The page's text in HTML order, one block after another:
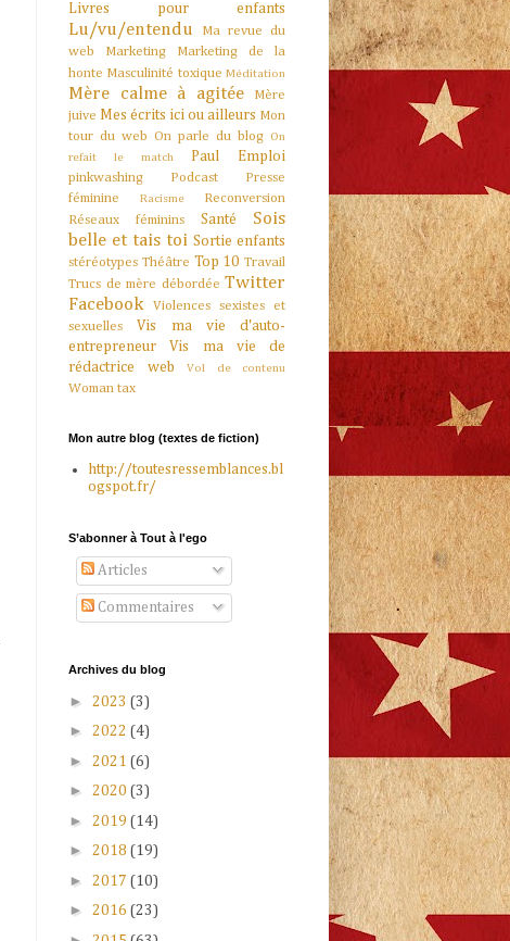
Livres pour enfants
Lu/vu/entendu
Ma revue du
web
Marketing
Marketing de la
honte Masculinité toxique Méditation
Mère calme à agitée
Mère
juive Mes écrits ici ou ailleurs Mon
tour du web On parle du blog
On
refait le match
Paul Emploi
pinkwashing Podcast
Presse
féminine
Racisme
Reconversion
Réseaux féminins
Santé
Sois
belle et tais toi Sortie enfants
stéréotypes Théâtre Top 10 Travail
Trucs de mère débordée Twitter
Facebook
Violences sexistes et
sexuelles
Vis ma vie d'auto-
entrepreneur
Vis ma vie de
rédactrice web
Vol de contenu
Woman tax
Mon autre blog (textes de fiction)
http://toutesressemblances.bl
ogspot.fr/
S’abonner à Tout à l'ego
Articles
Commentaires
Archives du blog
► 2023 (3)
► 2022 (4)
► 2021 (6)
► 2020 (3)
► 2019 (14)
► 2018 (19)
► 2017 (10)
► 2016 (23)